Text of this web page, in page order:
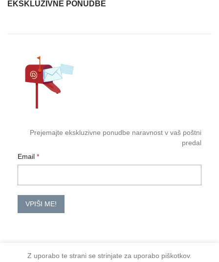
EKSKLUZIVNE PONUDBE
Prejemajte ekskluzivne ponudbe naravnost v vaš poštni
predal
Email
VPIŠI ME!
2026 TM-HoReCa
Z uporabo te strani se strinjate za uporabo piškotkov.